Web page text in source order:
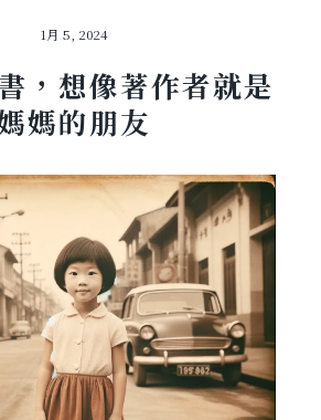
1月 5, 2024
，想像著作者就是
媽的朋友